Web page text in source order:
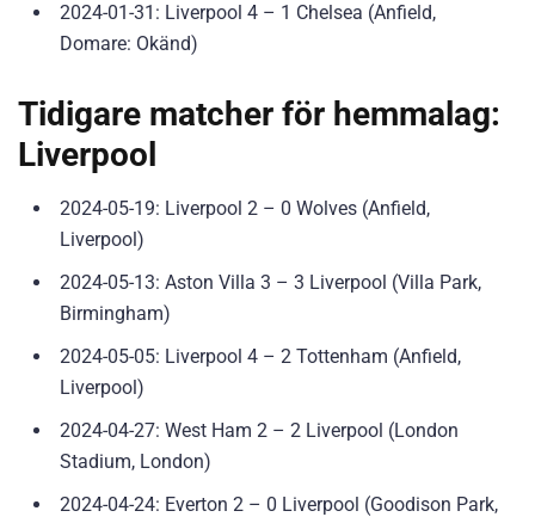
2024-01-31: Liverpool 4 – 1 Chelsea (Anfield,
Domare: Okänd)
Tidigare matcher för hemmalag:
Liverpool
2024-05-19: Liverpool 2 – 0 Wolves (Anfield,
Liverpool)
2024-05-13: Aston Villa 3 – 3 Liverpool (Villa Park,
Birmingham)
2024-05-05: Liverpool 4 – 2 Tottenham (Anfield,
Liverpool)
2024-04-27: West Ham 2 – 2 Liverpool (London
Stadium, London)
2024-04-24: Everton 2 – 0 Liverpool (Goodison Park,